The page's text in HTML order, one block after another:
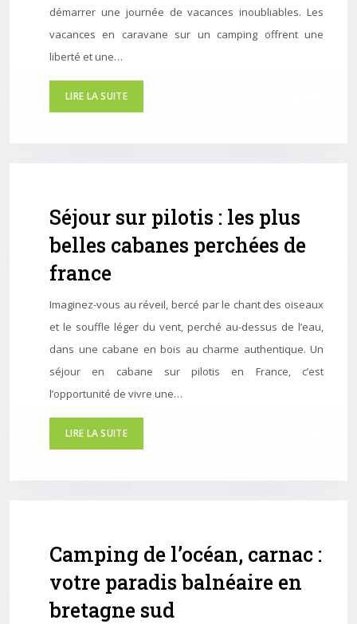
démarrer une journée de vacances inoubliables. Les
vacances en caravane sur un camping offrent une
liberté et une…
LIRE LA SUITE
Séjour sur pilotis : les plus
belles cabanes perchées de
france
Imaginez-vous au réveil, bercé par le chant des oiseaux
et le souffle léger du vent, perché au-dessus de l’eau,
dans une cabane en bois au charme authentique. Un
séjour en cabane sur pilotis en France, c’est
l’opportunité de vivre une…
LIRE LA SUITE
Camping de l’océan, carnac :
votre paradis balnéaire en
bretagne sud